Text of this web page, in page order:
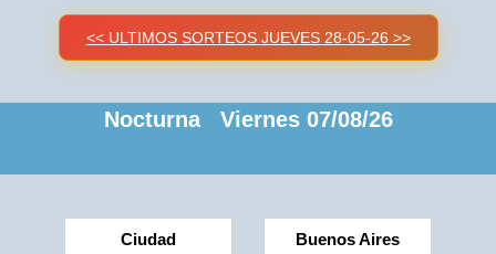
<< ULTIMOS SORTEOS JUEVES 28-05-26 >>
Nocturna Viernes 07/08/26
Ciudad Buenos Aires